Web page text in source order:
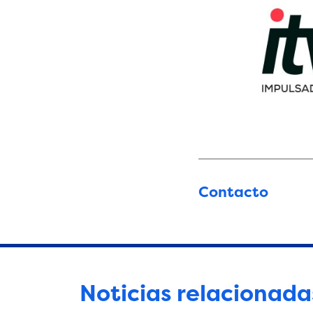
Contacto
Noticias